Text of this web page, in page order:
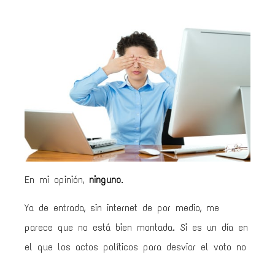
En mi opinión, ninguno.
Ya de entrada, sin internet de por medio, me
parece que no está bien montada. Si es un día en
el que los actos políticos para desviar el voto no